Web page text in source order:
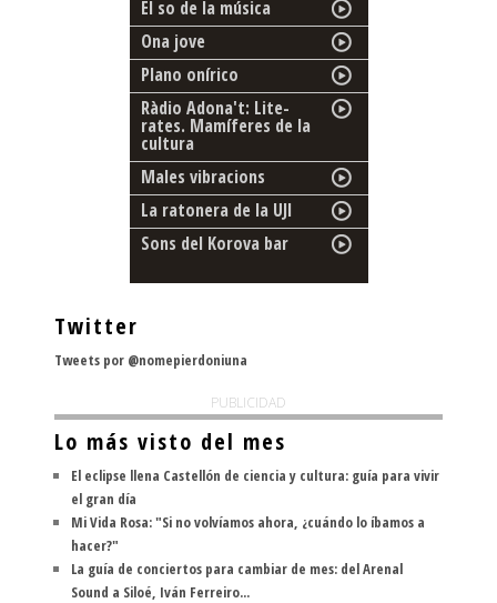
El so de la música
Ona jove
Plano onírico
Ràdio Adona't: Lite-
rates. Mamíferes de la
cultura
Males vibracions
La ratonera de la UJI
Sons del Korova bar
Twitter
Tweets por @nomepierdoniuna
PUBLICIDAD
Lo más visto del mes
El eclipse llena Castellón de ciencia y cultura: guía para vivir
el gran día
Mi Vida Rosa: "Si no volvíamos ahora, ¿cuándo lo íbamos a
hacer?"
La guía de conciertos para cambiar de mes: del Arenal
Sound a Siloé, Iván Ferreiro...